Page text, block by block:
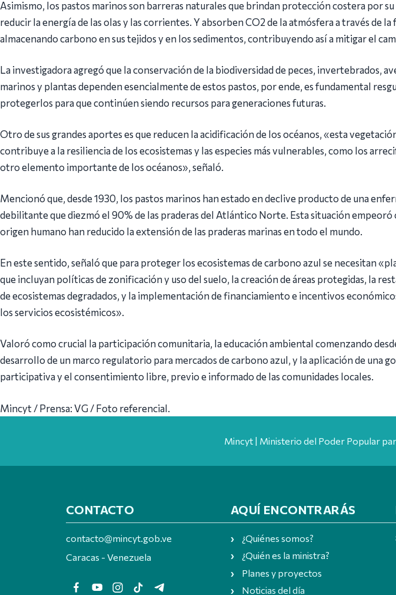
Asimismo, los pastos marinos son barreras naturales que brindan protección costera por su
reducir la energía de las olas y las corrientes. Y absorben CO2 de la atmósfera a través de la
almacenando carbono en sus tejidos y en los sedimentos, contribuyendo así a mitigar el
La investigadora agregó que la conservación de la biodiversidad de peces, invertebrados,
marinos y plantas dependen esencialmente de estos pastos, por ende, es fundamental
protegerlos para que continúen siendo recursos para generaciones futuras.
Otro de sus grandes aportes es que reducen la acidificación de los océanos, «esta
contribuye a la resiliencia de los ecosistemas y las especies más vulnerables, como los
otro elemento importante de los océanos», señaló.
Mencionó que, desde 1930, los pastos marinos han estado en declive producto de una
debilitante que diezmó el 90% de las praderas del Atlántico Norte. Esta situación empeoró
origen humano han reducido la extensión de las praderas marinas en todo el mundo.
En este sentido, señaló que para proteger los ecosistemas de carbono azul se necesitan
que incluyan políticas de zonificación y uso del suelo, la creación de áreas protegidas, la
de ecosistemas degradados, y la implementación de financiamiento e incentivos
los servicios ecosistémicos».
Valoró como crucial la participación comunitaria, la educación ambiental comenzando
desarrollo de un marco regulatorio para mercados de carbono azul, y la aplicación de una
participativa y el consentimiento libre, previo e informado de las comunidades locales.
Mincyt / Prensa: VG / Foto referencial.
Mincyt | Ministerio del Poder Popular
CONTACTO
contacto@mincyt.gob.ve
Caracas - Venezuela
AQUÍ ENCONTRARÁS
¿Quiénes somos?
¿Quién es la ministra?
Planes y proyectos
Noticias del día